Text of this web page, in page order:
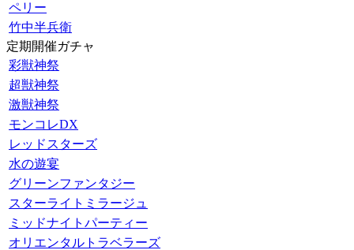
ペリー
竹中半兵衛
定期開催ガチャ
彩獣神祭
超獣神祭
激獣神祭
モンコレDX
レッドスターズ
水の遊宴
グリーンファンタジー
スターライトミラージュ
ミッドナイトパーティー
オリエンタルトラベラーズ